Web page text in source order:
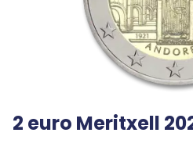
2 euro Meritxell